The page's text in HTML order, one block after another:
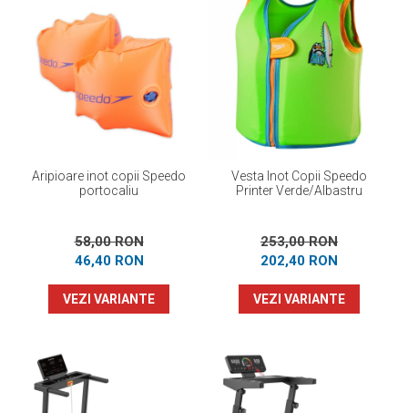
Aripioare inot copii Speedo
portocaliu
58,00 RON
46,40 RON
VEZI VARIANTE
Vesta Inot Copii Speedo
Printer Verde/Albastru
253,00 RON
202,40 RON
VEZI VARIANTE